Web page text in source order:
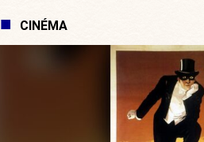
CINÉMA